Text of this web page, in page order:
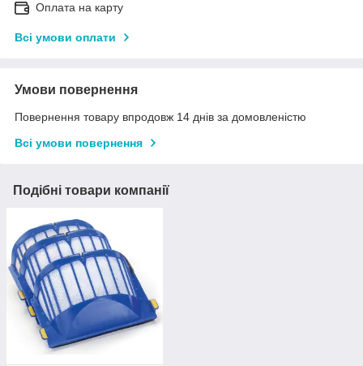
Оплата на карту
Всі умови оплати
Умови повернення
Повернення товару впродовж 14 днів за домовленістю
Всі умови повернення
Подібні товари компанії